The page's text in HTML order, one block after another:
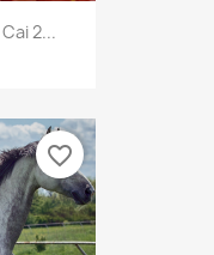
2...
favorite_border